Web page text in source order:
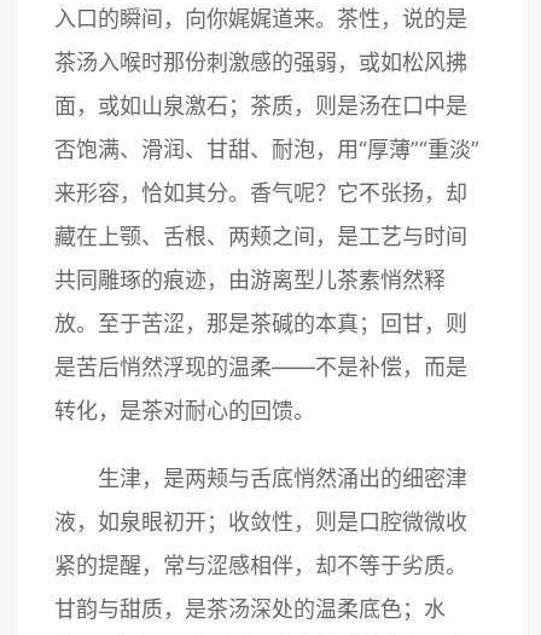
入口的瞬间，向你娓娓道来。茶性，说的是
茶汤入喉时那份刺激感的强弱，或如松风拂
面，或如山泉激石；茶质，则是汤在口中是
否饱满、滑润、甘甜、耐泡，用“厚薄”“重淡”
来形容，恰如其分。香气呢？它不张扬，却
藏在上颚、舌根、两颊之间，是工艺与时间
共同雕琢的痕迹，由游离型儿茶素悄然释
放。至于苦涩，那是茶碱的本真；回甘，则
是苦后悄然浮现的温柔——不是补偿，而是
转化，是茶对耐心的回馈。
生津，是两颊与舌底悄然涌出的细密津
液，如泉眼初开；收敛性，则是口腔微微收
紧的提醒，常与涩感相伴，却不等于劣质。
甘韵与甜质，是茶汤深处的温柔底色；水